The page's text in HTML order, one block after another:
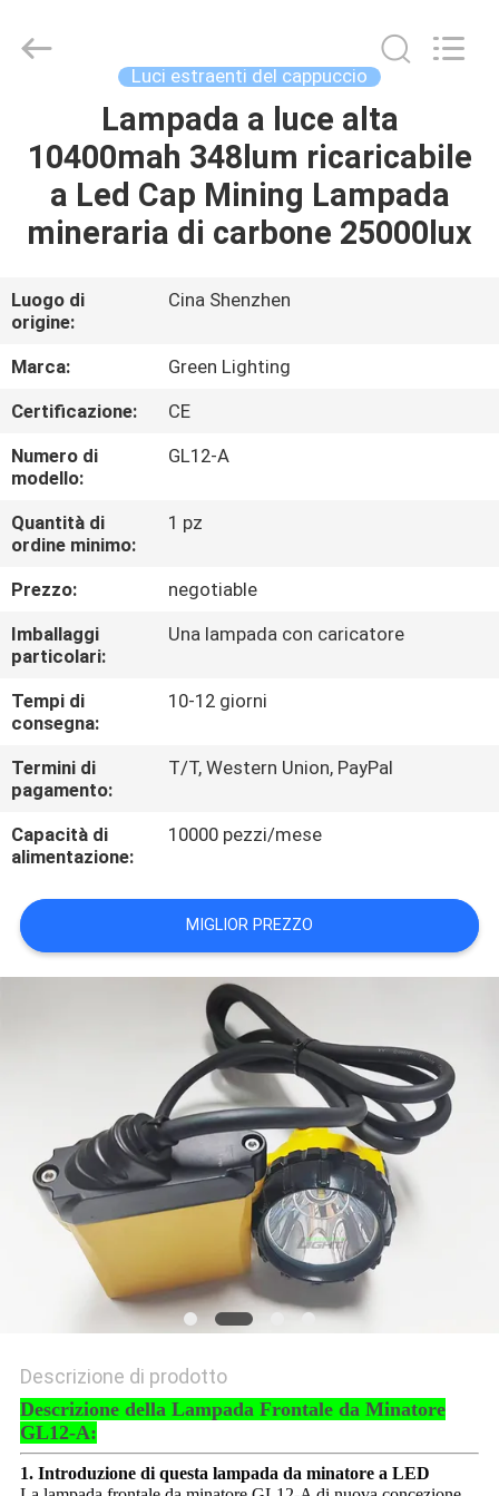
PRODOTTI
NOI
GIRO
DELLA
FABBRICA
CONTROLLO
DI
QUALITÀ
CONTATTICI
RICHIEDA
UNA
CITAZIONE
DEL
SITO
CO.,LTD.
Luci estraenti del cappuccio
Lampada a luce alta
10400mah 348lum ricaricabile
a Led Cap Mining Lampada
mineraria di carbone 25000lux
Luogo di
origine:
Cina Shenzhen
Marca:
Green Lighting
Certificazione:
CE
Numero di
modello:
GL12-A
Quantità di
ordine minimo:
1 pz
Prezzo:
negotiable
Imballaggi
particolari:
Una lampada con caricatore
Tempi di
consegna:
10-12 giorni
Termini di
pagamento:
T/T, Western Union, PayPal
Capacità di
alimentazione:
10000 pezzi/mese
MIGLIOR PREZZO
Descrizione di prodotto
Descrizione della Lampada Frontale da Minatore
GL12-A:
1. Introduzione di questa lampada da minatore a LED